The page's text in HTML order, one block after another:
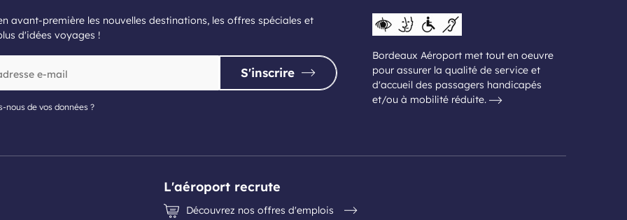
avant-première les nouvelles destinations, les offres spéciales et
d'idées voyages !
S'inscrire
nous de vos données ?
Bordeaux Aéroport met tout en oeuvre
pour assurer la qualité de service et
d'accueil des passagers handicapés
et/ou à mobilité réduite.
L'aéroport recrute
Découvrez nos offres d'emplois